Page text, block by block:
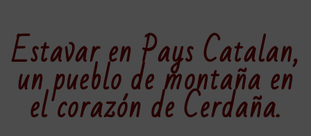
Estavar en Pays Catalan,
un pueblo de montaña en
el corazón de Cerdaña.